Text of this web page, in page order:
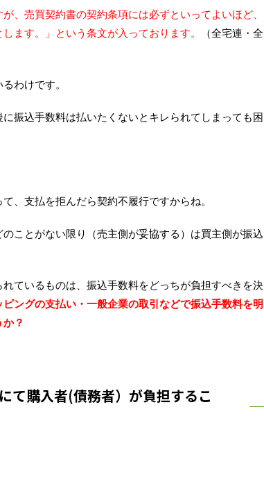
、売買契約書の契約条項には必ずといってよいほど、
ます。」という条文が入っております。
（全宅連・全
わけです。
振込手数料は払いたくないとキレられてしまっても困
、支払を拒んだら契約不履行ですからね。
ことがない限り（売主側が妥協する）は買主側が振込
ているものは、振込手数料をどっちが負担すべきを決
ングの支払い・一般企業の取引などで振込手数料を明
？
て購入者(債務者）が負担するこ